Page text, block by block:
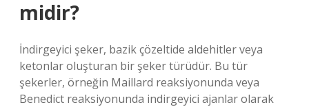
midir?
İndirgeyici şeker, bazik çözeltide aldehitler veya
ketonlar oluşturan bir şeker türüdür. Bu tür
şekerler, örneğin Maillard reaksiyonunda veya
Benedict reaksiyonunda indirgeyici ajanlar olarak